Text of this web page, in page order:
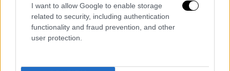
I want to allow Google to enable storage
related to security, including authentication
functionality and fraud prevention, and other
user protection.